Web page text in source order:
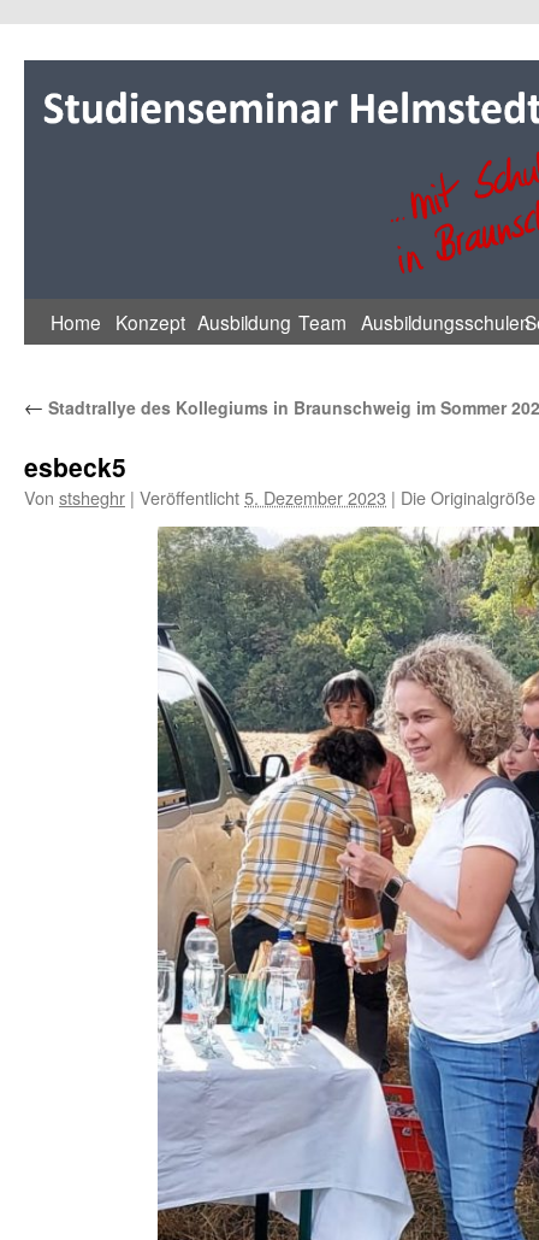
Home Konzept Ausbildung Team Ausbildungsschulen
← Stadtrallye des Kollegiums in Braunschweig im Sommer
esbeck5
Von stsheghr | Veröffentlicht5. Dezember 2023 | Die